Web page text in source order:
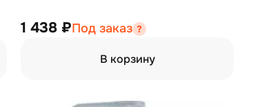
1 438 ₽Под заказ
В корзину